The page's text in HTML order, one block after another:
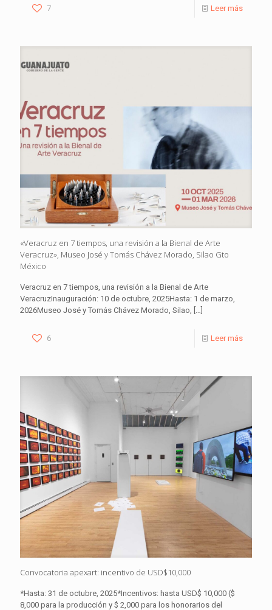
7 Leer más
«Veracruz en 7 tiempos, una revisión a la Bienal de Arte
Veracruz», Museo José y Tomás Chávez Morado, Silao Gto
México
Veracruz en 7 tiempos, una revisión a la Bienal de Arte
VeracruzInauguración: 10 de octubre, 2025Hasta: 1 de marzo,
2026Museo José y Tomás Chávez Morado, Silao, […]
6 Leer más
Convocatoria apexart: incentivo de USD$10,000
*Hasta: 31 de octubre, 2025*Incentivos: hasta USD$ 10,000 ($
8,000 para la producción y $ 2,000 para los honorarios del